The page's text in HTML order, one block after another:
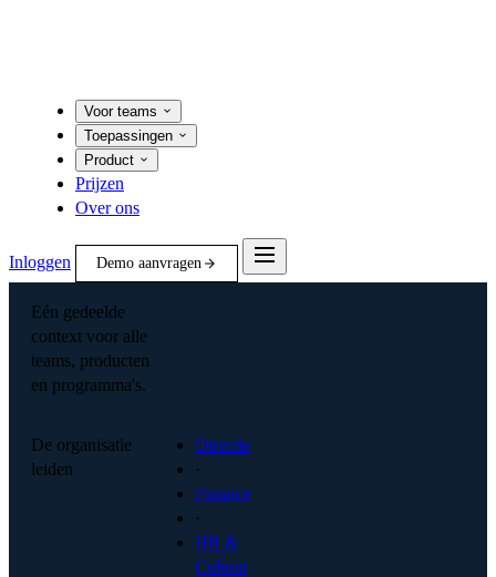
Voor teams
Toepassingen
Product
Prijzen
Over ons
Inloggen Demo aanvragen
Eén gedeelde
context voor alle
teams, producten
en programma's.
De organisatie
leiden
Directie
·
Finance
·
HR &
Cultuur